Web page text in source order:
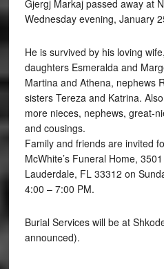
Gjergj Markaj passed away at
Wednesday evening, January
He is survived by his loving
daughters Esmeralda and
Martina and Athena, nephews
sisters Tereza and Katrina.
more nieces, nephews, great-
and cousings.
Family and friends are invited
McWhite’s Funeral Home,
Lauderdale, FL 33312 on
4:00 – 7:00 PM.
Burial Services will be at
announced).